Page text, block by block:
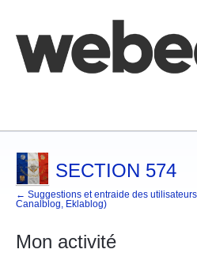
SECTION 574
← Suggestions et entraide des
Canalblog, Eklablog)
Mon activité